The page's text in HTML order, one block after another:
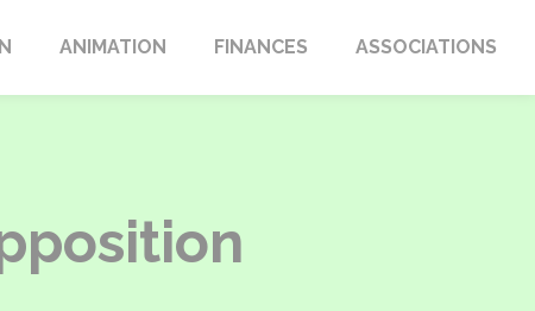
ANIMATION FINANCES ASSOCIATIONS